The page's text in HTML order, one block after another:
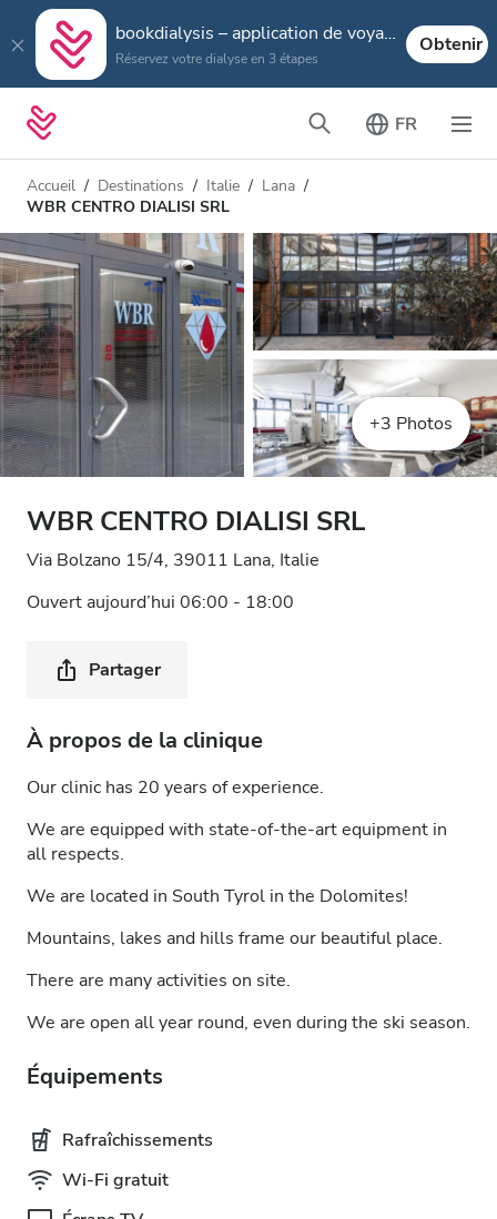
bookdialysis – application de voyage
Réservez votre dialyse en 3 étapes
Obtenir
FR
Accueil Destinations Italie
Lana
WBR CENTRO DIALISI SRL
+3 Photos
WBR CENTRO DIALISI SRL
Via Bolzano 15/4, 39011 Lana, Italie
Ouvert aujourd’hui 06:00 - 18:00
Partager
À propos de la clinique
Our clinic has 20 years of experience.
We are equipped with state-of-the-art equipment in
all respects.
We are located in South Tyrol in the Dolomites!
Mountains, lakes and hills frame our beautiful place.
There are many activities on site.
We are open all year round, even during the ski season.
Équipements
Rafraîchissements
Wi-Fi gratuit